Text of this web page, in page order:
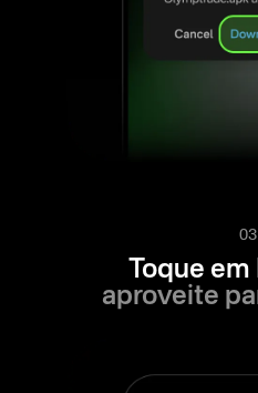
03
Toque
aproveite